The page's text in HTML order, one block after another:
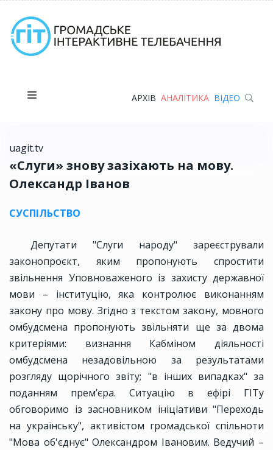
АРХІВ АНАЛІТИКА ВІДЕО
uagit.tv
«Слуги» знову зазіхають на мову.
Олександр Іванов
СУСПІЛЬСТВО
Депутати "Слуги народу" зареєстрували
законопроєкт, яким пропонують спростити
звільнення Уповноваженого із захисту державної
мови – інституцію, яка контролює виконанням
закону про мову. Згідно з текстом закону, мовного
омбудсмена пропонують звільняти ще за двома
критеріями: визнання Кабміном діяльності
омбудсмена незадовільною за результатами
розгляду щорічного звіту; "в інших випадках" за
поданням прем’єра. Ситуацію в ефірі ГІТу
обговоримо із засновником ініціативи "Переходь
на українську", активістом громадської спільноти
"Мова об'єднує" Олександром Івановим. Ведучий –